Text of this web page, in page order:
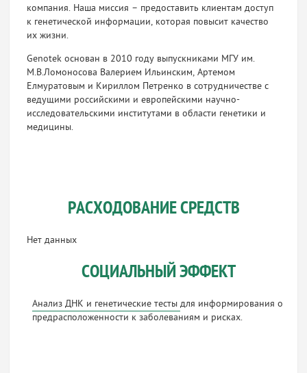
компания. Наша миссия – предоставить клиентам доступ
к генетической информации, которая повысит качество
их жизни.
Genotek основан в 2010 году выпускниками МГУ им.
М.В.Ломоносова Валерием Ильинским, Артемом
Елмуратовым и Кириллом Петренко в сотрудничестве с
ведущими российскими и европейскими научно-
исследовательскими институтами в области генетики и
медицины.
РАСХОДОВАНИЕ СРЕДСТВ
Нет данных
СОЦИАЛЬНЫЙ ЭФФЕКТ
Анализ ДНК и генетические тесты для информирования о
предрасположенности к заболеваниям и рисках.